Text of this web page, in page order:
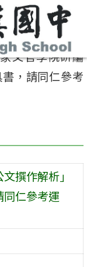
文官學院研編
，請同仁參考
撰作解析」
仁參考運